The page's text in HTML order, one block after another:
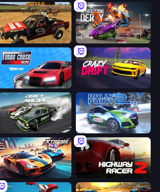
Offroad Dirt Racing 3D Demolition Derby 3
Turbo Crash
Drift Arena Rally Point 2
Xtreme Rivals: Car Racing Highway Racer 2